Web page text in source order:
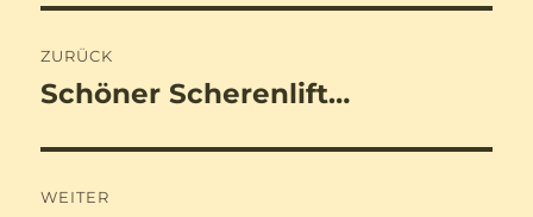
ZURÜCK
Vorheriger
Schöner Scherenlift…
WEITER